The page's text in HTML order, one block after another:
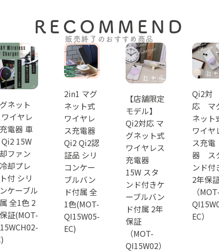
RECOMMEND
販売終了のおすすめ商品
ネット
イヤレ
電器 車
15W
ファン
却プレ
付 シリ
ケーブル
全1色 2
証(MOT-
2in1 マグ
ネット式
ワイヤレ
ス充電器
Qi2 Qi2認
証品 シリ
コンケー
ブルバン
ド付属 全
1色(MOT-
QI15W05-
EC)
【店舗限定
モデル】
Qi2対応 マ
グネット式
ワイヤレス
充電器
15W スタ
ンド付きケ
ーブルバン
ド付属 2年
保証
（MOT-
QI15W02）
Qi2対
応 マ
ネット
ワイヤ
ス充電
器 ス
ンド付
2年保
（
EC）